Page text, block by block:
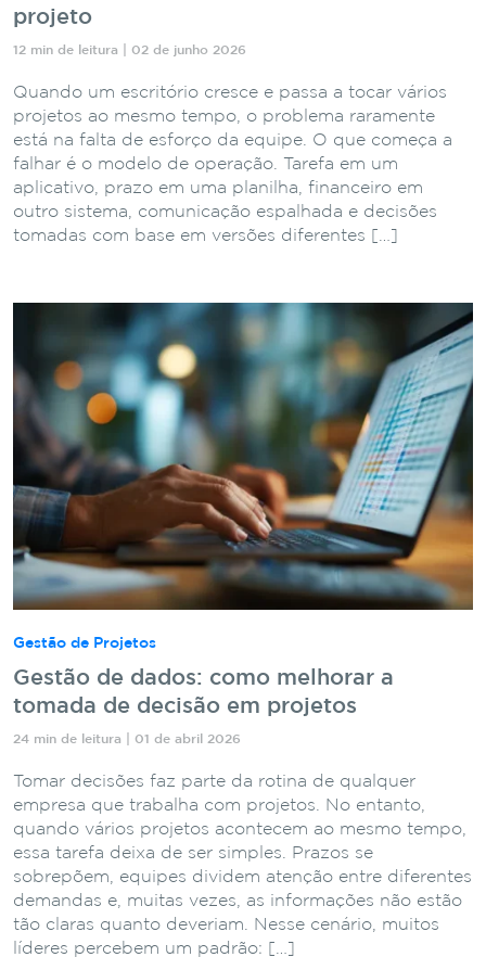
projeto
12 min de leitura | 02 de junho 2026
Quando um escritório cresce e passa a tocar vários
projetos ao mesmo tempo, o problema raramente
está na falta de esforço da equipe. O que começa a
falhar é o modelo de operação. Tarefa em um
aplicativo, prazo em uma planilha, financeiro em
outro sistema, comunicação espalhada e decisões
tomadas com base em versões diferentes […]
Gestão de Projetos
Gestão de dados: como melhorar a
tomada de decisão em projetos
24 min de leitura | 01 de abril 2026
Tomar decisões faz parte da rotina de qualquer
empresa que trabalha com projetos. No entanto,
quando vários projetos acontecem ao mesmo tempo,
essa tarefa deixa de ser simples. Prazos se
sobrepõem, equipes dividem atenção entre diferentes
demandas e, muitas vezes, as informações não estão
tão claras quanto deveriam. Nesse cenário, muitos
líderes percebem um padrão: […]